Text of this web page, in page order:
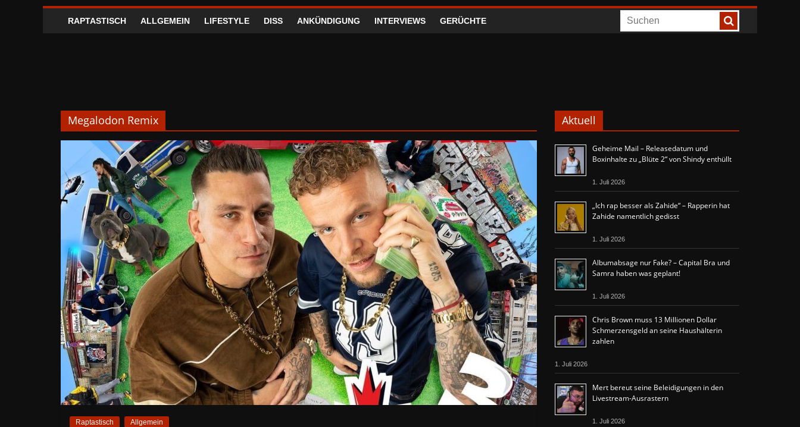
RAPTASTISCH ALLGEMEIN LIFESTYLE DISS ANKÜNDIGUNG INTERVIEWS GERÜCHTE
Megalodon Remix
Raptastisch Allgemein
Aktuell
Geheime Mail – Releasedatum und
Boxinhalte zu „Blüte 2“ von Shindy enthüllt
1. Juli 2026
„Ich rap besser als Zahide“ – Rapperin hat
Zahide namentlich gedisst
1. Juli 2026
Albumabsage nur Fake? – Capital Bra und
Samra haben was geplant!
1. Juli 2026
Chris Brown muss 13 Millionen Dollar
Schmerzensgeld an seine Haushälterin
zahlen
1. Juli 2026
Mert bereut seine Beleidigungen in den
Livestream-Ausrastern
1. Juli 2026